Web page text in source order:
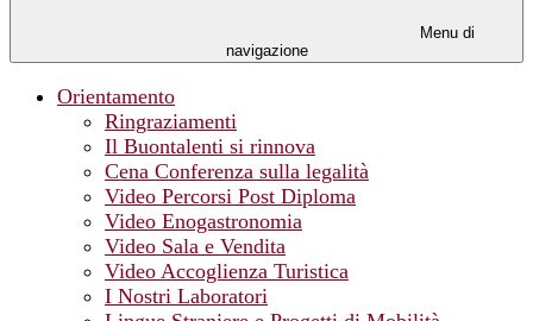
Menu di
navigazione
Orientamento
Ringraziamenti
Il Buontalenti si rinnova
Cena Conferenza sulla legalità
Video Percorsi Post Diploma
Video Enogastronomia
Video Sala e Vendita
Video Accoglienza Turistica
I Nostri Laboratori